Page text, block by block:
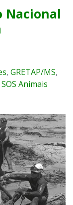
Nacional
, GRETAP/MS,
SOS Animais